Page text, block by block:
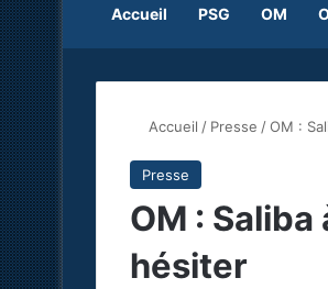
Accueil PSG OM
Accueil / Presse /OM :
Presse
OM :
hésiter